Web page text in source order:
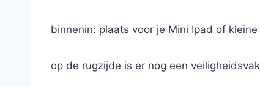
binnenin: plaats voor je Mini Ipad of
op de rugzijde is er nog een